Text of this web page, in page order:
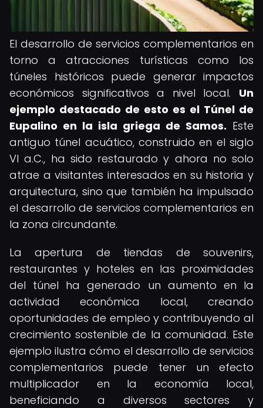
El desarrollo de servicios complementarios en
torno a atracciones turísticas como los
túneles históricos puede generar impactos
económicos significativos a nivel local. Un
ejemplo destacado de esto es el Túnel de
Eupalino en la isla griega de Samos. Este
antiguo túnel acuático, construido en el siglo
VI a.C., ha sido restaurado y ahora no solo
atrae a visitantes interesados en su historia y
arquitectura, sino que también ha impulsado
el desarrollo de servicios complementarios en
la zona circundante.
La apertura de tiendas de souvenirs,
restaurantes y hoteles en las proximidades
del túnel ha generado un aumento en la
actividad económica local, creando
oportunidades de empleo y contribuyendo al
crecimiento sostenible de la comunidad. Este
ejemplo ilustra cómo el desarrollo de servicios
complementarios puede tener un efecto
multiplicador en la economía local,
beneficiando a diversos sectores y